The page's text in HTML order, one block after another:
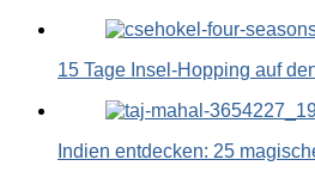
15 Tage Insel-Hopping auf
Indien entdecken: 25